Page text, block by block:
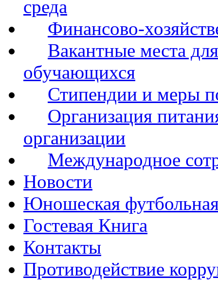
среда
Финансово-
Вакантные места
обучающихся
Стипендии и меры
Организация
организации
Международное
Новости
Юношеская
Гостевая Книга
Контакты
Противодействие